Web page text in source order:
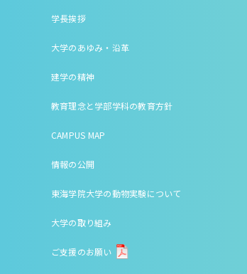
学長挨拶
大学のあゆみ・沿革
建学の精神
教育理念と学部学科の教育方針
CAMPUS MAP
情報の公開
東海学院大学の動物実験について
大学の取り組み
ご支援のお願い